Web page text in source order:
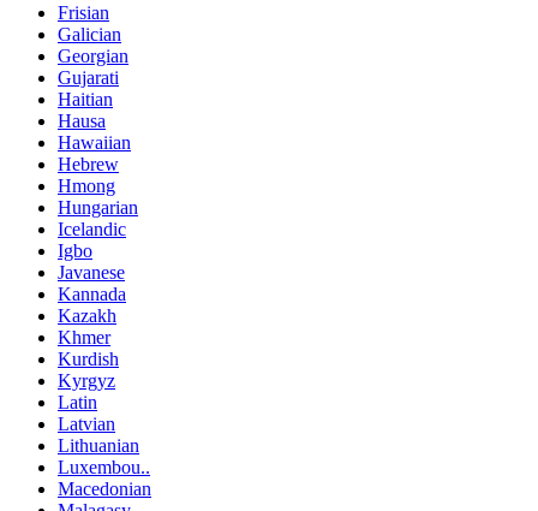
Frisian
Galician
Georgian
Gujarati
Haitian
Hausa
Hawaiian
Hebrew
Hmong
Hungarian
Icelandic
Igbo
Javanese
Kannada
Kazakh
Khmer
Kurdish
Kyrgyz
Latin
Latvian
Lithuanian
Luxembou..
Macedonian